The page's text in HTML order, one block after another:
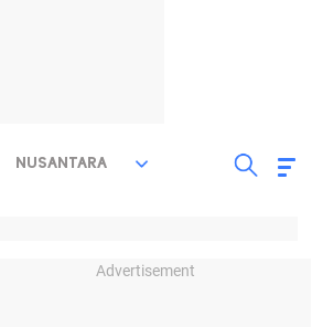
NUSANTARA
Advertisement